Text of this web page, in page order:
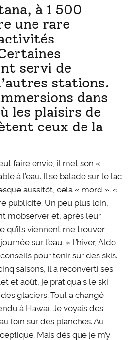
à 1 500
une rare
servi de
stations.
dans
les plaisirs de
ceux de la
faire envie, il met son «
à l’eau. Il se balade sur le lac
aussitôt, cela « mord ». «
publicité. Un peu plus loin,
m’observer et, après leur
qu’ils viennent me trouver
sur l’eau. » L’hiver, Aldo
pour tenir sur des skis.
saisons, il a reconverti ses
et août, je pratiquais le ski
glaciers. Tout a changé
à Hawaï. Je voyais des
loin sur des planches. Au
Mais dès que je m’y